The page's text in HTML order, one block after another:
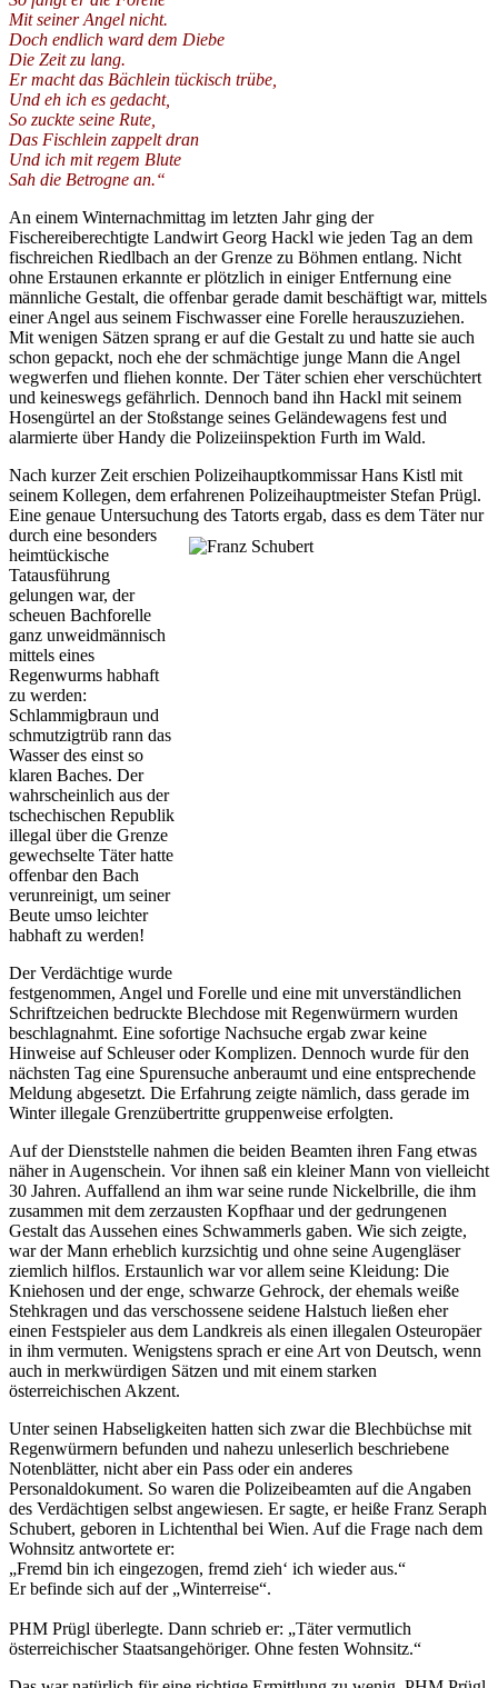
Mit seiner Angel nicht.
Doch endlich ward dem Diebe
Die Zeit zu lang.
Er macht das Bächlein tückisch trübe,
Und eh ich es gedacht,
So zuckte seine Rute,
Das Fischlein zappelt dran
Und ich mit regem Blute
Sah die Betrogne an.“
An einem Winternachmittag im letzten Jahr ging der
Fischereiberechtigte Landwirt Georg Hackl wie jeden Tag an dem
fischreichen Riedlbach an der Grenze zu Böhmen entlang. Nicht
ohne Erstaunen erkannte er plötzlich in einiger Entfernung eine
männliche Gestalt, die offenbar gerade damit beschäftigt war, mittels
einer Angel aus seinem Fischwasser eine Forelle herauszuziehen.
Mit wenigen Sätzen sprang er auf die Gestalt zu und hatte sie auch
schon gepackt, noch ehe der schmächtige junge Mann die Angel
wegwerfen und fliehen konnte. Der Täter schien eher verschüchtert
und keineswegs gefährlich. Dennoch band ihn Hackl mit seinem
Hosengürtel an der Stoßstange seines Geländewagens fest und
alarmierte über Handy die Polizeiinspektion Furth im Wald.
Nach kurzer Zeit erschien Polizeihauptkommissar Hans Kistl mit
seinem Kollegen, dem erfahrenen Polizeihauptmeister Stefan Prügl.
Eine genaue Untersuchung des Tatorts ergab, dass es dem Täter nur
durch eine besonders
heimtückische
Tatausführung
gelungen war, der
scheuen Bachforelle
ganz unweidmännisch
mittels eines
Regenwurms habhaft
zu werden:
Schlammigbraun und
schmutzigtrüb rann das
Wasser des einst so
klaren Baches. Der
wahrscheinlich aus der
tschechischen Republik
illegal über die Grenze
gewechselte Täter hatte
offenbar den Bach
verunreinigt, um seiner
Beute umso leichter
habhaft zu werden!
Der Verdächtige wurde
festgenommen, Angel und Forelle und eine mit unverständlichen
Schriftzeichen bedruckte Blechdose mit Regenwürmern wurden
beschlagnahmt. Eine sofortige Nachsuche ergab zwar keine
Hinweise auf Schleuser oder Komplizen. Dennoch wurde für den
nächsten Tag eine Spurensuche anberaumt und eine entsprechende
Meldung abgesetzt. Die Erfahrung zeigte nämlich, dass gerade im
Winter illegale Grenzübertritte gruppenweise erfolgten.
Auf der Dienststelle nahmen die beiden Beamten ihren Fang etwas
näher in Augenschein. Vor ihnen saß ein kleiner Mann von vielleicht
30 Jahren. Auffallend an ihm war seine runde Nickelbrille, die ihm
zusammen mit dem zerzausten Kopfhaar und der gedrungenen
Gestalt das Aussehen eines Schwammerls gaben. Wie sich zeigte,
war der Mann erheblich kurzsichtig und ohne seine Augengläser
ziemlich hilflos. Erstaunlich war vor allem seine Kleidung: Die
Kniehosen und der enge, schwarze Gehrock, der ehemals weiße
Stehkragen und das verschossene seidene Halstuch ließen eher
einen Festspieler aus dem Landkreis als einen illegalen Osteuropäer
in ihm vermuten. Wenigstens sprach er eine Art von Deutsch, wenn
auch in merkwürdigen Sätzen und mit einem starken
österreichischen Akzent.
Unter seinen Habseligkeiten hatten sich zwar die Blechbüchse mit
Regenwürmern befunden und nahezu unleserlich beschriebene
Notenblätter, nicht aber ein Pass oder ein anderes
Personaldokument. So waren die Polizeibeamten auf die Angaben
des Verdächtigen selbst angewiesen. Er sagte, er heiße Franz Seraph
Schubert, geboren in Lichtenthal bei Wien. Auf die Frage nach dem
Wohnsitz antwortete er:
„Fremd bin ich eingezogen, fremd zieh‘ ich wieder aus.“
Er befinde sich auf der „Winterreise“.
PHM Prügl überlegte. Dann schrieb er: „Täter vermutlich
österreichischer Staatsangehöriger. Ohne festen Wohnsitz.“